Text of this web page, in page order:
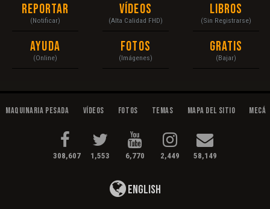
Reportar
(Notificar)
Ayuda
(Online)
Vídeos
(Alta Calidad FHD)
Fotos
(Imágenes)
Libros
(Sin Registrarse)
Gratis
(Bajar)
Maquinaria Pesada Vídeos Fotos Temas Mapa del Sitio
308,607 1,553 6,770 2,449 58,149
English